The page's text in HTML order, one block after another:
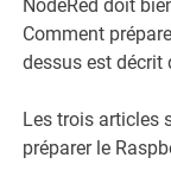
NodeRed doit
Comment
dessus est décrit
Les trois articles
préparer le